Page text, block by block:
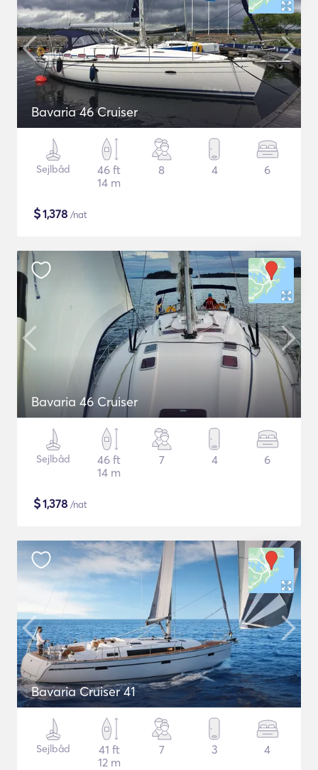
Bavaria 46 Cruiser
Sejlbåd
46 ft
14 m
8 4 6
$1,378 /nat
Bavaria 46 Cruiser
Sejlbåd
46 ft
14 m
7 4 6
$1,378 /nat
Bavaria Cruiser 41
Sejlbåd
41 ft
12 m
7 3 4